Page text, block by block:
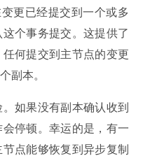
更已经提交到一个或多
个事务提交。这提供了
何提交到主节点的变更
副本。
如果没有副本确认收到
停顿。幸运的是，有一
点能够恢复到异步复制